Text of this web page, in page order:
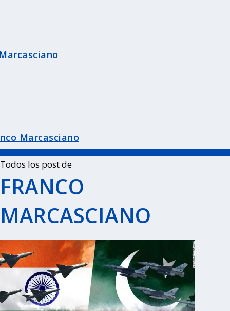
Marcasciano
Todos los post de
FRANCO
MARCASCIANO